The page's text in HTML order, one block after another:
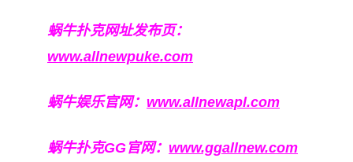
蜗牛扑克网址发布页：
www.allnewpuke.com
蜗牛娱乐官网： www.allnewapl.com
蜗牛扑克GG官网： www.ggallnew.com